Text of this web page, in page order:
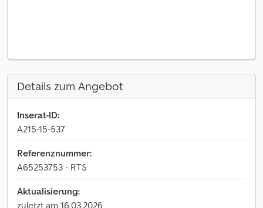
Details zum Angebot
Inserat-ID:
A215-15-537
Referenznummer:
A65253753 - RTS
Aktualisierung:
zuletzt am 16.03.2026